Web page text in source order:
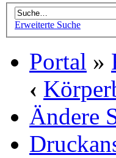
Erweiterte Suche
Portal »
‹
Ändere